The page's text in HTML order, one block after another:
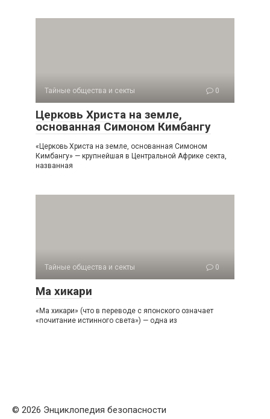
Тайные общества и секты 0
Церковь Христа на земле,
основанная Симоном Кимбангу
«Церковь Христа на земле, основанная Симоном
Кимбангу» — крупнейшая в Центральной Африке секта,
названная
Тайные общества и секты 0
Ма хикари
«Ма хикари» (что в переводе с японского означает
«почитание истинного света») — одна из
© 2026 Энциклопедия безопасности